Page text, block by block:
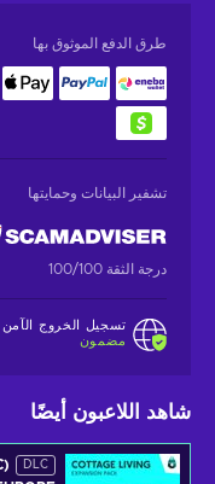
طرق الدفع الموثوق بها
تشفير البيانات وحمايتها
درجة الثقة 100/100
تسجيل الخروج الآمن
مضمون
شاهد اللاعبون أيضًا
DLC